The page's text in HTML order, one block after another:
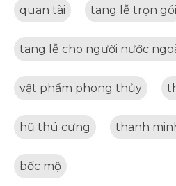
quan tài tang lễ trọn gói
tang lễ cho người nước
vật phẩm phong thủy
hũ thú cưng thanh
bốc mộ